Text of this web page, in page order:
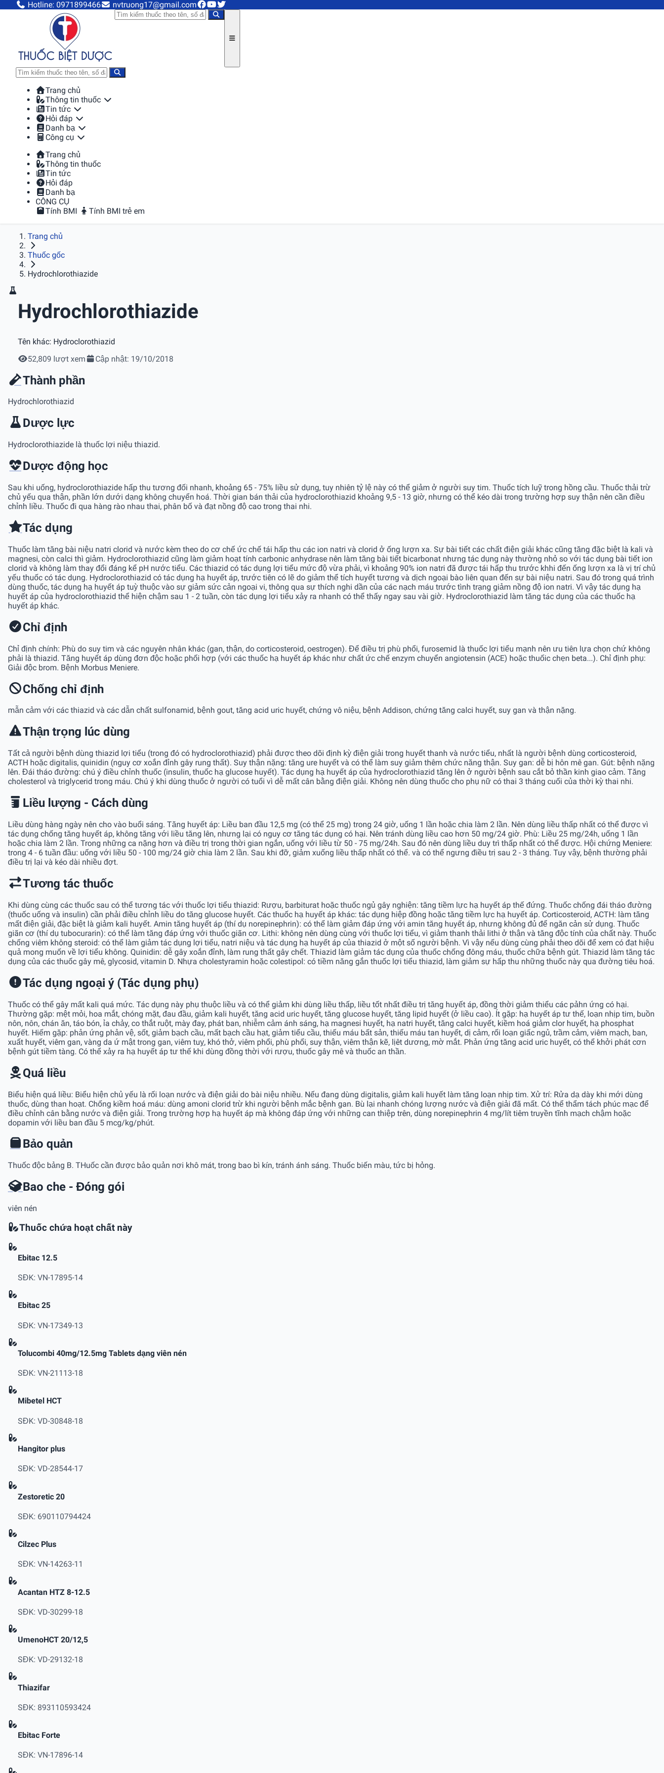
Hotline: 0971899466 nvtruong17@gmail.com
Trang chủ
Thông tin thuốc
Tin tức
Hỏi đáp
Danh bạ
Công cụ
Trang chủ
Thông tin thuốc
Tin tức
Hỏi đáp
Danh bạ
CÔNG CỤ
Tính BMI
Tính BMI trẻ em
Trang chủ
Thuốc gốc
Hydrochlorothiazide
Hydrochlorothiazide
Tên khác: Hydroclorothiazid
52,809 lượt xem
Cập nhật: 19/10/2018
Thành phần
Hydrochlorothiazid
Dược lực
Hydroclorothiazide là thuốc lợi niệu thiazid.
Dược động học
Sau khi uống, hydroclorothiazide hấp thu tương đối nhanh, khoảng 65 - 75% liều sử dụng, tuy nhiên tỷ lệ này có thể giảm ở người suy tim. Thuốc tích luỹ trong hồng cầu. Thuốc thải trừ
chủ yếu qua thận, phần lớn dưới dạng không chuyển hoá. Thời gian bán thải của hydroclorothiazid khoảng 9,5 - 13 giờ, nhưng có thể kéo dài trong trường hợp suy thận nên cần điều
chỉnh liều. Thuốc đi qua hàng rào nhau thai, phân bố và đạt nồng độ cao trong thai nhi.
Tác dụng
Thuốc làm tăng bài niệu natri clorid và nước kèm theo do cơ chế ức chế tái hấp thu các ion natri và clorid ở ống lượn xa. Sự bài tiết các chất điện giải khác cũng tăng đặc biệt là kali và
magnesi, còn calci thì giảm. Hydroclorothiazid cũng làm giảm hoạt tính carbonic anhydrase nên làm tăng bài tiết bicarbonat nhưng tác dụng này thường nhỏ so với tác dụng bài tiết ion
clorid và không làm thay đổi đáng kể pH nước tiểu. Các thiazid có tác dụng lợi tiểu mức độ vừa phải, vì khoảng 90% ion natri đã được tái hấp thu trước khhi đến ống lượn xa là vị trí chủ
yếu thuốc có tác dụng. Hydroclorothiazid có tác dụng hạ huyết áp, trước tiên có lẽ do giảm thể tích huyết tương và dịch ngoại bào liên quan đến sự bài niệu natri. Sau đó trong quá trình
dùng thuốc, tác dụng hạ huyết áp tuỳ thuộc vào sự giảm sức cản ngoại vi, thông qua sự thích nghi dần của các nạch máu trước tình trạng giảm nồng độ ion natri. Vì vậy tác dụng hạ
huyết áp của hydroclorothiazid thể hiện chậm sau 1 - 2 tuần, còn tác dụng lợi tiểu xảy ra nhanh có thể thấy ngay sau vài giờ. Hydroclorothiazid làm tăng tác dụng của các thuốc hạ
huyết áp khác.
Chỉ định
Chỉ định chính: Phù do suy tim và các nguyên nhân khác (gan, thận, do corticosteroid, oestrogen). Để điều trị phù phổi, furosemid là thuốc lợi tiểu mạnh nên ưu tiên lựa chọn chứ không
phải là thiazid. Tăng huyết áp dùng đơn độc hoặc phối hợp (với các thuốc hạ huyết áp khác như chất ức chế enzym chuyển angiotensin (ACE) hoặc thuốic chẹn beta...). Chỉ định phụ:
Giải độc brom. Bệnh Morbus Meniere.
Chống chỉ định
mẫn cảm với các thiazid và các dẫn chất sulfonamid, bệnh gout, tăng acid uric huyết, chứng vô niệu, bệnh Addison, chứng tăng calci huyết, suy gan và thận nặng.
Thận trọng lúc dùng
Tất cả người bệnh dùng thiazid lợi tiểu (trong đó có hydroclorothiazid) phải được theo dõi định kỳ điện giải trong huyết thanh và nước tiểu, nhất là người bệnh dùng corticosteroid,
ACTH hoặc digitalis, quinidin (nguy cơ xoắn đỉnh gây rung thất). Suy thận nặng: tăng ure huyết và có thể làm suy giảm thêm chức năng thận. Suy gan: dễ bị hôn mê gan. Gút: bệnh nặng
lên. Đái tháo đường: chú ý điều chỉnh thuốc (insulin, thuốc hạ glucose huyết). Tác dụng hạ huyết áp của hydroclorothiazid tăng lên ở người bệnh sau cắt bỏ thần kinh giao cảm. Tăng
cholesterol và triglycerid trong máu. Chú ý khi dùng thuốc ở người có tuổi vì dễ mất cân bằng điện giải. Không nên dùng thuốc cho phụ nữ có thai 3 tháng cuối của thời kỳ thai nhi.
Liều lượng - Cách dùng
Liều dùng hàng ngày nên cho vào buổi sáng. Tăng huyết áp: Liều ban đầu 12,5 mg (có thể 25 mg) trong 24 giờ, uống 1 lần hoặc chia làm 2 lần. Nên dùng liều thấp nhất có thể được vì
tác dụng chống tăng huyết áp, không tăng với liều tăng lên, nhưng lại có nguy cơ tăng tác dụng có hại. Nên tránh dùng liều cao hơn 50 mg/24 giờ. Phù: Liều 25 mg/24h, uống 1 lần
hoặc chia làm 2 lần. Trong những ca nặng hơn và điều trị trong thời gian ngắn, uống với liều từ 50 - 75 mg/24h. Sau đó nên dùng liều duy trì thấp nhất có thể được. Hội chứng Meniere:
trong 4 - 6 tuần đầu: uống với liều 50 - 100 mg/24 giờ chia làm 2 lần. Sau khi đỡ, giảm xuống liều thấp nhất có thể. và có thể ngưng điều trị sau 2 - 3 tháng. Tuy vậy, bệnh thường phải
điều trị lại và kéo dài nhiều đợt.
Tương tác thuốc
Khi dùng cùng các thuốc sau có thể tương tác với thuốc lợi tiểu thiazid: Rượu, barbiturat hoặc thuốc ngủ gây nghiện: tăng tiềm lực hạ huyết áp thế đứng. Thuốc chống đái tháo đường
(thuốc uống và insulin) cần phải điều chỉnh liều do tăng glucose huyết. Các thuốc hạ huyết áp khác: tác dụng hiệp đồng hoặc tăng tiềm lực hạ huyết áp. Corticosteroid, ACTH: làm tăng
mất điện giải, đặc biệt là giảm kali huyết. Amin tăng huyết áp (thí dụ norepinephrin): có thể làm giảm đáp ứng với amin tăng huyết áp, nhưng không đủ để ngăn cản sử dụng. Thuốc
giãn cơ (thí dụ tubocurarin): có thể làm tăng đáp ứng với thuốc giãn cơ. Lithi: không nên dùng cùng với thuốc lợi tiểu, vì giảm thanh thải lithi ở thận và tăng độc tính của chất này. Thuốc
chống viêm không steroid: có thể làm giảm tác dụng lợi tiểu, natri niệu và tác dụng hạ huyết áp của thiazid ở một số người bệnh. Vì vậy nếu dùng cùng phải theo dõi để xem có đạt hiệu
quả mong muốn về lợi tiểu không. Quinidin: dễ gây xoắn đỉnh, làm rung thất gây chết. Thiazid làm giảm tác dụng của thuốc chống đông máu, thuốc chữa bệnh gút. Thiazid làm tăng tác
dụng của các thuốc gây mê, glycosid, vitamin D. Nhựa cholestyramin hoặc colestipol: có tiềm năng gắn thuốc lợi tiểu thiazid, làm giảm sự hấp thu những thuốc này qua đường tiêu hoá.
Tác dụng ngoại ý (Tác dụng phụ)
Thuốc có thể gây mất kali quá mức. Tác dụng này phụ thuộc liều và có thể giảm khi dùng liều thấp, liều tốt nhất điều trị tăng huyết áp, đồng thời giảm thiểu các pảhn ứng có hại.
Thường gặp: mệt mỏi, hoa mắt, chóng mặt, đau đầu, giảm kali huyết, tăng acid uric huyết, tăng glucose huyết, tăng lipid huyết (ở liều cao). Ít gặp: hạ huyết áp tư thế, loạn nhịp tim, buồn
nôn, nôn, chán ăn, táo bón, ỉa chảy, co thắt ruột, mày đay, phát ban, nhiễm cảm ánh sáng, hạ magnesi huyết, hạ natri huyết, tăng calci huyết, kiềm hoá giảm clor huyết, hạ phosphat
huyết. Hiếm gặp: phản ứng phản vệ, sốt, giảm bạch cầu, mất bạch cầu hạt, giảm tiểu cầu, thiếu máu bất sản, thiếu máu tan huyết, dị cảm, rối loạn giấc ngủ, trầm cảm, viêm mạch, ban,
xuất huyết, viêm gan, vàng da ứ mật trong gan, viêm tuỵ, khó thở, viêm phổi, phù phổi, suy thận, viêm thận kẽ, lịêt dương, mờ mắt. Phản ứng tăng acid uric huyết, có thể khởi phát cơn
bệnh gút tiềm tàng. Có thể xảy ra hạ huyết áp tư thế khi dùng đồng thời với rượu, thuốc gây mê và thuốc an thần.
Quá liều
Biểu hiện quá liều: Biểu hiện chủ yếu là rối loạn nước và điện giải do bài niệu nhiều. Nếu đang dùng digitalis, giảm kali huyết làm tăng loạn nhịp tim. Xử trí: Rửa dạ dày khi mới dùng
thuốc, dùng than hoạt. Chống kiềm hoá máu: dùng amoni clorid trừ khi người bệnh mắc bệnh gan. Bù lại nhanh chóng lượng nước và điện giải đã mất. Có thể thẩm tách phúc mạc để
điều chỉnh cân bằng nước và điện giải. Trong trường hợp hạ huyết áp mà không đáp ứng với những can thiệp trên, dùng norepinephrin 4 mg/lít tiêm truyền tĩnh mạch chậm hoặc
dopamin với liều ban đầu 5 mcg/kg/phút.
Bảo quản
Thuốc độc bảng B. THuốc cần được bảo quản nơi khô mát, trong bao bì kín, tránh ánh sáng. Thuốc biến màu, tức bị hỏng.
Bao che - Đóng gói
viên nén
Thuốc chứa hoạt chất này
Ebitac 12.5
SĐK: VN-17895-14
Ebitac 25
SĐK: VN-17349-13
Tolucombi 40mg/12.5mg Tablets dạng viên nén
SĐK: VN-21113-18
Mibetel HCT
SĐK: VD-30848-18
Hangitor plus
SĐK: VD-28544-17
Zestoretic 20
SĐK: 690110794424
Cilzec Plus
SĐK: VN-14263-11
Acantan HTZ 8-12.5
SĐK: VD-30299-18
UmenoHCT 20/12,5
SĐK: VD-29132-18
Thiazifar
SĐK: 893110593424
Ebitac Forte
SĐK: VN-17896-14